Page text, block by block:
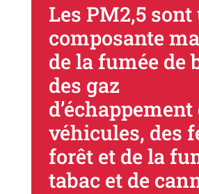
Les PM2,5 sont
composante
de la fumée de
des gaz
d’échappement
véhicules, des
forêt et de la
tabac et de